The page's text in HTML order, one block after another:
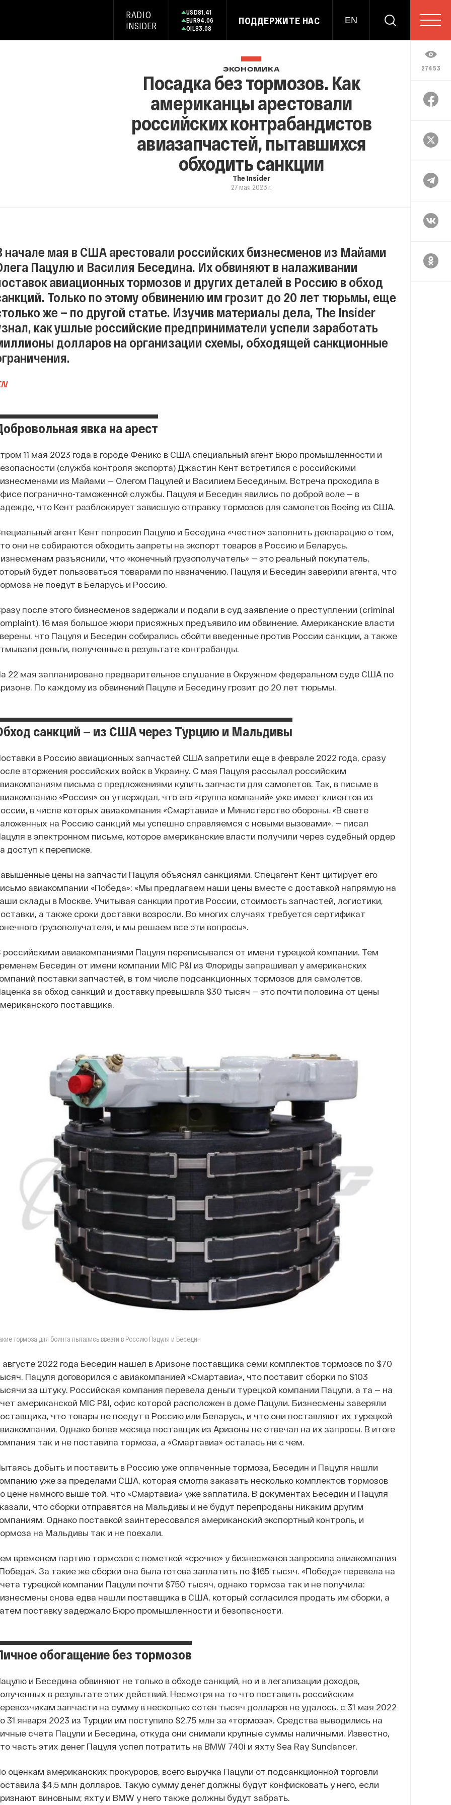
RADIO
INSIDER
USD81.41
EUR94.06
OIL83.08
ПОДДЕРЖИТЕ НАС EN
27453
ЭКОНОМИКА
Посадка без тормозов. Как
американцы арестовали
российских контрабандистов
авиазапчастей, пытавшихся
обходить санкции
The Insider
27 мая 2023 г.
начале мая в США арестовали российских бизнесменов из Майами
Пацулю и Василия Беседина. Их обвиняют в налаживании
авиационных тормозов и других деталей в Россию в обход
Только по этому обвинению им грозит до 20 лет тюрьмы, еще
же — по другой статье. Изучив материалы дела, The Insider
как ушлые российские предприниматели успели заработать
долларов на организации схемы, обходящей санкционные
явка на арест
11 мая 2023 года в городе Феникс в США специальный агент Бюро промышленности и
(служба контроля экспорта) Джастин Кент встретился с российскими
из Майами — Олегом Пацулей и Василием Бесединым. Встреча проходила в
погранично-таможенной службы. Пацуля и Беседин явились по доброй воле — в
что Кент разблокирует зависшую отправку тормозов для самолетов Boeing из США.
агент Кент попросил Пацулю и Беседина «честно» заполнить декларацию о том,
они не собираются обходить запреты на экспорт товаров в Россию и Беларусь.
разъяснили, что «конечный грузополучатель» — это реальный покупатель,
будет пользоваться товарами по назначению. Пацуля и Беседин заверили агента, что
не поедут в Беларусь и Россию.
после этого бизнесменов задержали и подали в суд заявление о преступлении (criminal
16 мая большое жюри присяжных предъявило им обвинение. Американские власти
что Пацуля и Беседин собирались обойти введенные против России санкции, а также
деньги, полученные в результате контрабанды.
22 мая запланировано предварительное слушание в Окружном федеральном суде США по
По каждому из обвинений Пацуле и Беседину грозит до 20 лет тюрьмы.
санкций — из США через Турцию и Мальдивы
в Россию авиационных запчастей США запретили еще в феврале 2022 года, сразу
вторжения российских войск в Украину. С мая Пацуля рассылал российским
письма с предложениями купить запчасти для самолетов. Так, в письме в
«Россия» он утверждал, что его «группа компаний» уже имеет клиентов из
в числе которых авиакомпания «Смартавиа» и Министерство обороны. «В свете
на Россию санкций мы успешно справляемся с новыми вызовами», — писал
в электронном письме, которое американские власти получили через судебный ордер
доступ к переписке.
цены на запчасти Пацуля объяснял санкциями. Спецагент Кент цитирует его
авиакомпании «Победа»: «Мы предлагаем наши цены вместе с доставкой напрямую на
склады в Москве. Учитывая санкции против России, стоимость запчастей, логистики,
а также сроки доставки возросли. Во многих случаях требуется сертификат
грузополучателя, и мы решаем все эти вопросы».
российскими авиакомпаниями Пацуля переписывался от имени турецкой компании. Тем
Беседин от имени компании MIC P&I из Флориды запрашивал у американских
поставки запчастей, в том числе подсанкционных тормозов для самолетов.
за обход санкций и доставку превышала $30 тысяч — это почти половина от цены
поставщика.
тормоза для боинга пытались ввезти в Россию Пацуля и Беседин
августе 2022 года Беседин нашел в Аризоне поставщика семи комплектов тормозов по $70
Пацуля договорился с авиакомпанией «Смартавиа», что поставит сборки по $103
за штуку. Российская компания перевела деньги турецкой компании Пацули, а та — на
американской MIC P&I, офис которой расположен в доме Пацули. Бизнесмены заверяли
что товары не поедут в Россию или Беларусь, и что они поставляют их турецкой
Однако более месяца поставщик из Аризоны не отвечал на их запросы. В итоге
так и не поставила тормоза, а «Смартавиа» осталась ни с чем.
добыть и поставить в Россию уже оплаченные тормоза, Беседин и Пацуля нашли
уже за пределами США, которая смогла заказать несколько комплектов тормозов
цене намного выше той, что «Смартавиа» уже заплатила. В документах Беседин и Пацуля
что сборки отправятся на Мальдивы и не будут перепроданы никаким другим
Однако поставкой заинтересовался американский экспортный контроль, и
на Мальдивы так и не поехали.
временем партию тормозов с пометкой «срочно» у бизнесменов запросила авиакомпания
За такие же сборки она была готова заплатить по $165 тысяч. «Победа» перевела на
турецкой компании Пацули почти $750 тысяч, однако тормоза так и не получила:
снова едва нашли поставщика в США, который согласился продать им сборки, а
поставку задержало Бюро промышленности и безопасности.
обогащение без тормозов
и Беседина обвиняют не только в обходе санкций, но и в легализации доходов,
в результате этих действий. Несмотря на то что поставить российским
запчасти на сумму в несколько сотен тысяч долларов не удалось, с 31 мая 2022
31 января 2023 из Турции им поступило $2,75 млн за «тормоза». Средства выводились на
счета Пацули и Беседина, откуда они снимали крупные суммы наличными. Известно,
часть этих денег Пацуля успел потратить на BMW 740i и яхту Sea Ray Sundancer.
оценкам американских прокуроров, всего выручка Пацули от подсанкционной торговли
$4,5 млн долларов. Такую сумму денег должны будут конфисковать у него, если
виновным; яхту и BMW у него также должны будут забрать.